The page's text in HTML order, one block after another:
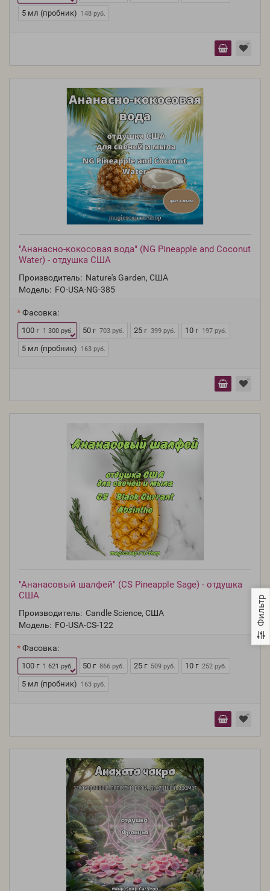
Фильтр
5 мл (пробник) 148 руб.
"Ананасно-кокосовая вода" (NG Pineapple and Coconut
Water) - отдушка США
Производитель: Nature's Garden, США
Модель: FO-USA-NG-385
Фасовка:
100 г 1 300 руб. 50 г 703 руб. 25 г 399 руб. 10 г 197 руб.
5 мл (пробник) 163 руб.
"Ананасовый шалфей" (CS Pineapple Sage) - отдушка
США
Производитель: Candle Science, США
Модель: FO-USA-CS-122
Фасовка:
100 г 1 621 руб. 50 г 866 руб. 25 г 509 руб. 10 г 252 руб.
5 мл (пробник) 163 руб.